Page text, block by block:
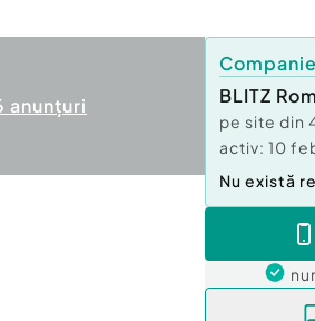
anunțuri
Companie
BLITZ
pe site din
activ: 10
Nu există